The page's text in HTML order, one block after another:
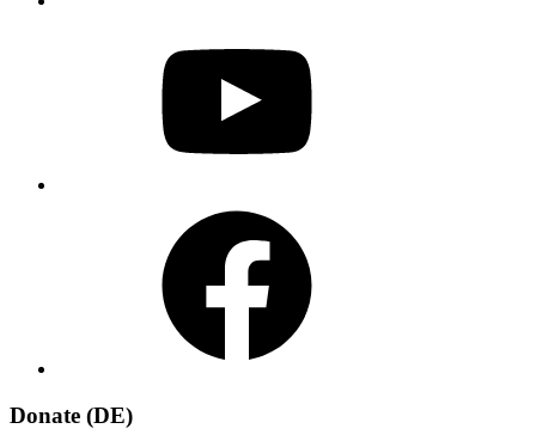
Donate (DE)